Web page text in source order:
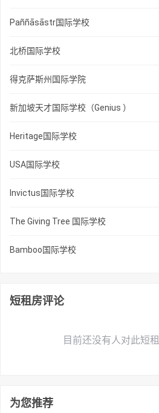
Paññāsāstr国际学校
北桥国际学校
得克萨斯州国际学院
新加坡天才国际学校（Genius ）
Heritage国际学校
USA国际学校
Invictus国际学校
The Giving Tree 国际学校
Bamboo国际学校
短租房评论
目前还没有人对此短
为您推荐